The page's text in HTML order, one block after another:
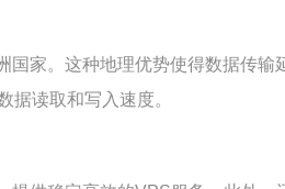
家。这种地理优势使得数据传输
读取和写入速度。